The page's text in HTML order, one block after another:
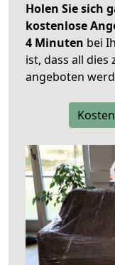
Holen Sie sich
kostenlose
4 Minuten bei
ist, dass all dies
angeboten